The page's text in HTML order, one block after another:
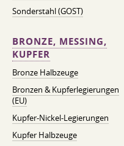
Sonderstahl (GOST)
BRONZE, MESSING,
KUPFER
Bronze Halbzeuge
Bronzen & Kupferlegierungen
(EU)
Kupfer-Nickel-Legierungen
Kupfer Halbzeuge